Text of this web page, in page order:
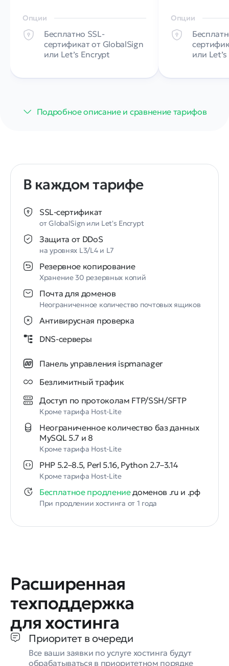
Опции
Бесплатно SSL-
сертификат от GlobalSign
или Let’s Encrypt
Опции
или
Подробное описание и сравнение тарифов
В каждом тарифе
SSL⁠-⁠сертификат
от GlobalSign или Let's Encrypt
Защита от DDoS
на уровнях L3/L4 и L7
Резервное копирование
Хранение 30 резервных копий
Почта для доменов
Неограниченное количество почтовых ящиков
Антивирусная проверка
DNS-серверы
Панель управления ispmanager
Безлимитный трафик
Доступ по протоколам FTP/SSH/SFTP
Кроме тарифа Host-Lite
Неограниченное количество баз данных
MySQL 5.7 и 8
Кроме тарифа Host-Lite
PHP 5.2–8.5, Perl 5.16, Python 2.7–3.14
Кроме тарифа Host-Lite
Бесплатное продлениедоменов .ru и .рф
При продлении хостинга от 1 года
Расширенная
техподдержка
для хостинга
Приоритет в очереди
Все ваши заявки по услуге хостинга будут
обрабатываться в приоритетном порядке